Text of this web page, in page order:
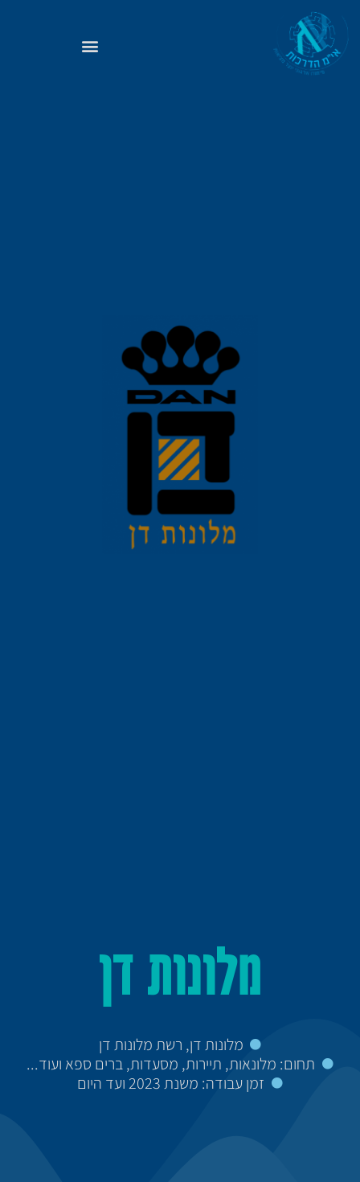
מלונות דן
מלונות דן, רשת מלונות דן
תחום: מלונאות, תיירות, מסעדות, ברים ספא ועוד...
זמן עבודה: משנת 2023 ועד היום